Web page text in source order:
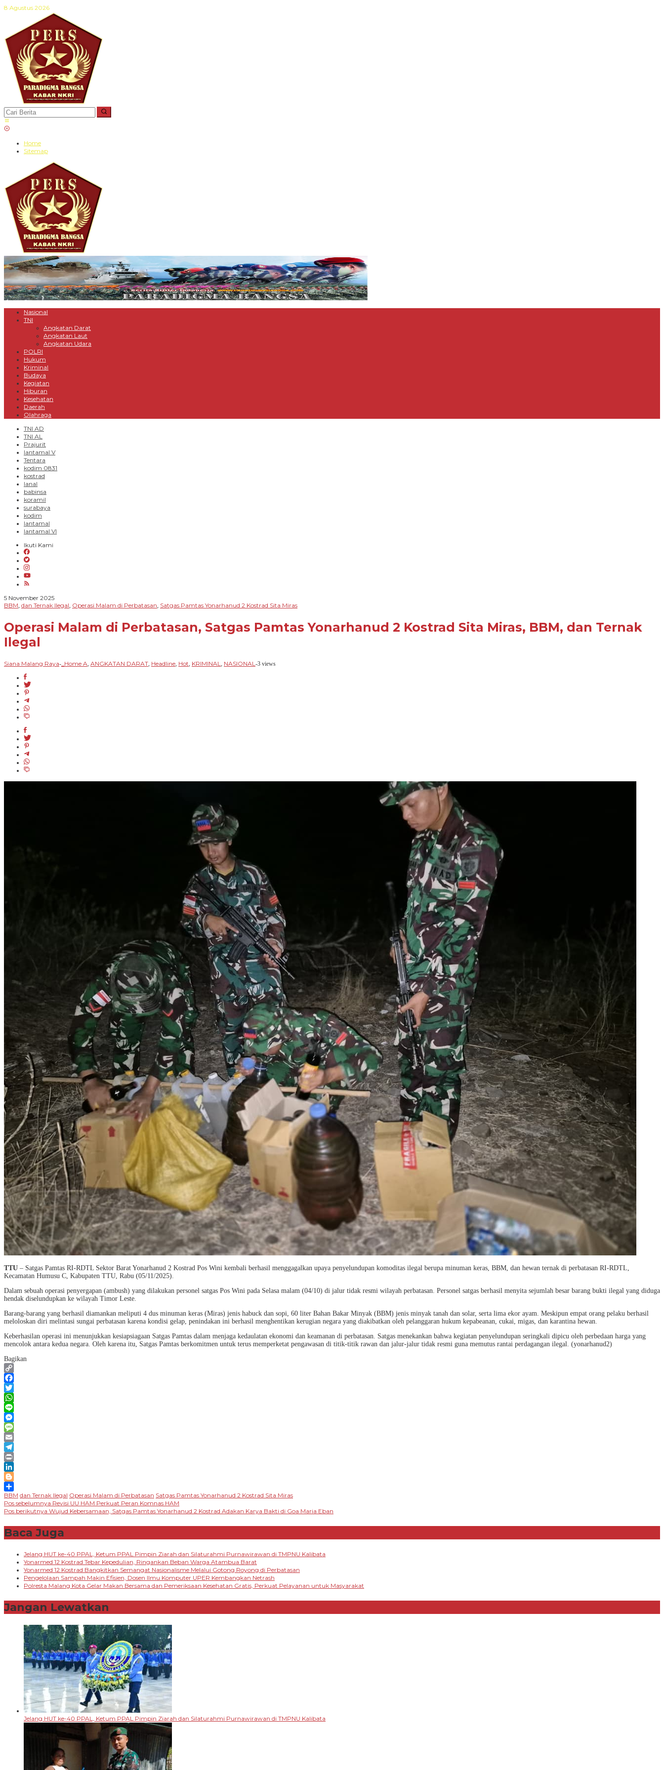
Lewati
8 Agustus 2026
Home
Sitemap
Nasional
TNI
Angkatan Darat
Angkatan Laut
Angkatan Udara
POLRI
Hukum
Kriminal
Budaya
Kegiatan
Hiburan
Kesehatan
Daerah
Olahraga
TNI AD
TNI AL
Prajurit
lantamal V
Tentara
kodim 0831
kostrad
lanal
babinsa
koramil
surabaya
kodim
lantamal
lantamal VI
Ikuti Kami
5 November 2025oleh
Siana
BBM, dan Ternak Ilegal, Operasi Malam di Perbatasan, Satgas Pamtas Yonarhanud 2 Kostrad Sita Miras
Operasi Malam di Perbatasan, Satgas Pamtas Yonarhanud 2 Kostrad Sita Miras, BBM, dan Ternak
Ilegal
Siana Malang Raya- _Home A, ANGKATAN DARAT, Headline, Hot, KRIMINAL , NASIONAL -3 views
TTU – Satgas Pamtas RI-RDTL Sektor Barat Yonarhanud 2 Kostrad Pos Wini kembali berhasil menggagalkan upaya penyelundupan komoditas ilegal berupa minuman keras, BBM, dan hewan ternak di perbatasan RI-RDTL,
Kecamatan Humusu C, Kabupaten TTU, Rabu (05/11/2025).
Dalam sebuah operasi penyergapan (ambush) yang dilakukan personel satgas Pos Wini pada Selasa malam (04/10) di jalur tidak resmi wilayah perbatasan. Personel satgas berhasil menyita sejumlah besar barang bukti ilegal yang diduga
hendak diselundupkan ke wilayah Timor Leste.
Barang-barang yang berhasil diamankan meliputi 4 dus minuman keras (Miras) jenis habuck dan sopi, 60 liter Bahan Bakar Minyak (BBM) jenis minyak tanah dan solar, serta lima ekor ayam. Meskipun empat orang pelaku berhasil
meloloskan diri melintasi sungai perbatasan karena kondisi gelap, penindakan ini berhasil menghentikan kerugian negara yang diakibatkan oleh pelanggaran hukum kepabeanan, cukai, migas, dan karantina hewan.
Keberhasilan operasi ini menunjukkan kesiapsiagaan Satgas Pamtas dalam menjaga kedaulatan ekonomi dan keamanan di perbatasan. Satgas menekankan bahwa kegiatan penyelundupan seringkali dipicu oleh perbedaan harga yang
mencolok antara kedua negara. Oleh karena itu, Satgas Pamtas berkomitmen untuk terus memperketat pengawasan di titik-titik rawan dan jalur-jalur tidak resmi guna memutus rantai perdagangan ilegal. (yonarhanud2)
Bagikan
Copy
Link
Facebook
Twitter
WhatsApp
Line
Messenger
Message
Email
Telegram
Print
LinkedIn
Blogger
Share
BBM dan Ternak Ilegal Operasi Malam di Perbatasan Satgas Pamtas Yonarhanud 2 Kostrad Sita Miras
Navigasi
Pos sebelumnya Revisi UU HAM Perkuat Peran Komnas HAM
Pos berikutnya Wujud Kebersamaan, Satgas Pamtas Yonarhanud 2 Kostrad Adakan Karya Bakti di Goa Maria Eban
Baca Juga
Jelang HUT ke-40 PPAL, Ketum PPAL Pimpin Ziarah dan Silaturahmi Purnawirawan di TMPNU Kalibata
Yonarmed 12 Kostrad Tebar Kepedulian, Ringankan Beban Warga Atambua Barat
Yonarmed 12 Kostrad Bangkitkan Semangat Nasionalisme Melalui Gotong Royong di Perbatasan
Pengelolaan Sampah Makin Efisien, Dosen Ilmu Komputer UPER Kembangkan Netrash
Polresta Malang Kota Gelar Makan Bersama dan Pemeriksaan Kesehatan Gratis, Perkuat Pelayanan untuk Masyarakat
Jangan Lewatkan
Jelang HUT ke-40 PPAL, Ketum PPAL Pimpin Ziarah dan Silaturahmi Purnawirawan di TMPNU Kalibata